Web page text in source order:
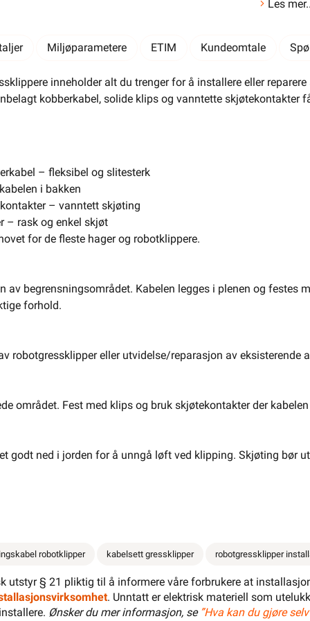
LEGG I HANDLEKURV
kunne inngå i et fast elektrisk anlegg, kan kun installeres
installasjonsvirksomhet
Dokumentasjon Lagerstatus
til din robotklipper. Settet er universelt og
du en trygg og holdbar løsning.
mens skjøtekontaktene sikrer holdbare
Les
Miljøparametere ETIM Kundeomtale
inneholder alt du trenger for å installere eller
kobberkabel, solide klips og vanntette skjøtekontakter
– fleksibel og slitesterk
i bakken
– vanntett skjøting
– rask og enkel skjøt
for de fleste hager og robotklippere.
av begrensningsområdet. Kabelen legges i plenen og festes
forhold.
robotgressklipper eller utvidelse/reparasjon av eksisterende
området. Fest med klips og bruk skjøtekontakter der
godt ned i jorden for å unngå løft ved klipping. Skjøting bør
robotklipper kabelsett gressklipper robotgressklipper
utstyr § 21 pliktig til å informere våre forbrukere at
. Unntatt er elektrisk materiell som
Ønsker du mer informasjon, se ”Hva kan du gjøre